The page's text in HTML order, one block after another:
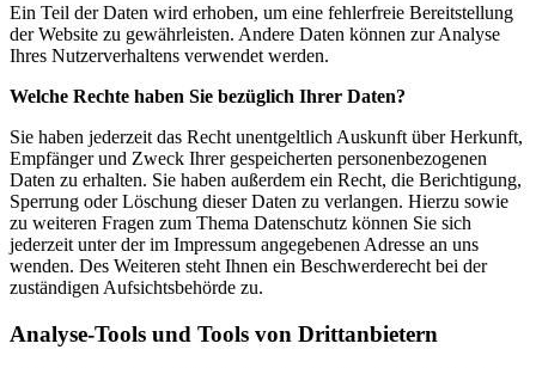
Ein Teil der Daten wird erhoben, um eine fehlerfreie Bereitstellung
der Website zu gewährleisten. Andere Daten können zur Analyse
Ihres Nutzerverhaltens verwendet werden.
Welche Rechte haben Sie bezüglich Ihrer Daten?
Sie haben jederzeit das Recht unentgeltlich Auskunft über Herkunft,
Empfänger und Zweck Ihrer gespeicherten personenbezogenen
Daten zu erhalten. Sie haben außerdem ein Recht, die Berichtigung,
Sperrung oder Löschung dieser Daten zu verlangen. Hierzu sowie
zu weiteren Fragen zum Thema Datenschutz können Sie sich
jederzeit unter der im Impressum angegebenen Adresse an uns
wenden. Des Weiteren steht Ihnen ein Beschwerderecht bei der
zuständigen Aufsichtsbehörde zu.
Analyse-Tools und Tools von Drittanbietern